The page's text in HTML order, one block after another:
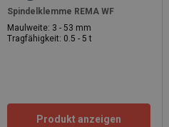
Spindelklemme REMA WF
Maulweite: 3 - 53 mm
Tragfähigkeit: 0.5 - 5 t
Produkt anzeigen